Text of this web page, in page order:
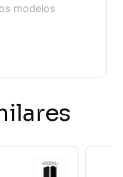
modelos